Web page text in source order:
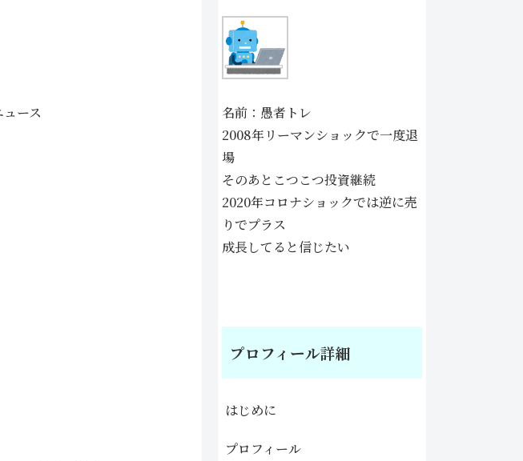
ース
名前：愚者トレ
2008年リーマンショックで一度退
場
そのあとこつこつ投資継続
2020年コロナショックでは逆に売
りでプラス
成長してると信じたい
プロフィール詳細
はじめに
プロフィール